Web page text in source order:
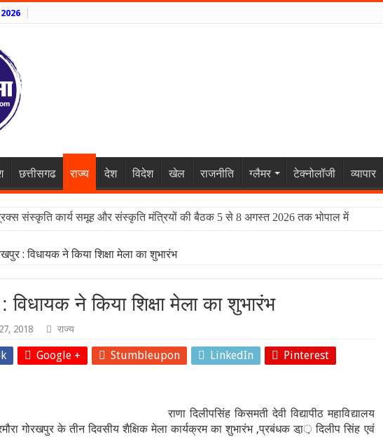
छत्तीसगढ राज्य देश विदेश खेल राजनीति ग्लैमर टेक्नोलॉजी व्यापार
संस्कृति कार्य समूह और संस्कृति मंत्रियों की बैठक 5 से 8 अगस्त 2026 तक भोपाल में
कुमार और रवीना टंडन का रीयूनियन बना वेलकम टू द जंगल की सबसे बड़ी यूएसपी
: विधायक ने किया शिक्षा मेला का शुभारंभ
विधायक ने किया शिक्षा मेला का शुभारंभ
2018 राज्य
Google + Stumbleupon LinkedIn Pinterest
राणा दिलीपसिंह किसमती देवी विद्यापीठ महाविद्यालय
गोरखपुर के तीन दिवसीय शैक्षिक मेला कार्यक्रम का शुभारंभ ,प्रबंधक डा़़ दिलीप सिंह एवं